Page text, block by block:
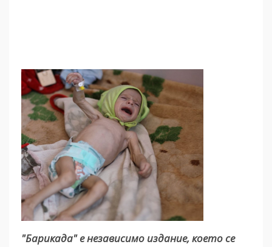
"Барикада" е независимо издание, което се